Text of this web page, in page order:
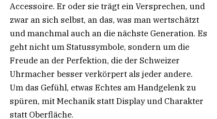
Accessoire. Er oder sie trägt ein Versprechen, und
zwar an sich selbst, an das, was man wertschätzt
und manchmal auch an die nächste Generation. Es
geht nicht um Statussymbole, sondern um die
Freude an der Perfektion, die der Schweizer
Uhrmacher besser verkörpert als jeder andere.
Um das Gefühl, etwas Echtes am Handgelenk zu
spüren, mit Mechanik statt Display und Charakter
statt Oberfläche.